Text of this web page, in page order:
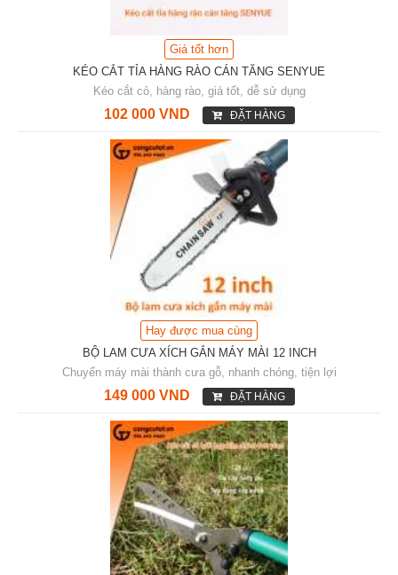
Giá tốt hơn
KÉO CẮT TỈA HÀNG RÀO CÁN TĂNG SENYUE
Kéo cắt cỏ, hàng rào, giá tốt, dễ sử dụng
102 000 VND ĐẶT HÀNG
Hay được mua cùng
BỘ LAM CƯA XÍCH GẮN MÁY MÀI 12 INCH
Chuyển máy mài thành cưa gỗ, nhanh chóng, tiện lợi
149 000 VND ĐẶT HÀNG